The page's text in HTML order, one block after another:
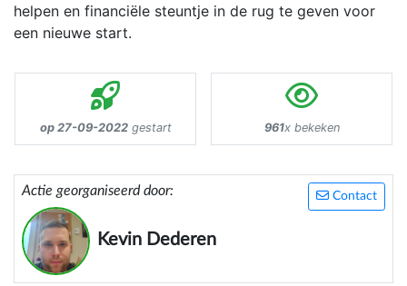
helpen en financiële steuntje in de rug te geven voor
een nieuwe start.
op 27-09-2022gestart 961x bekeken
Contact
Actie georganiseerd door:
Kevin Dederen